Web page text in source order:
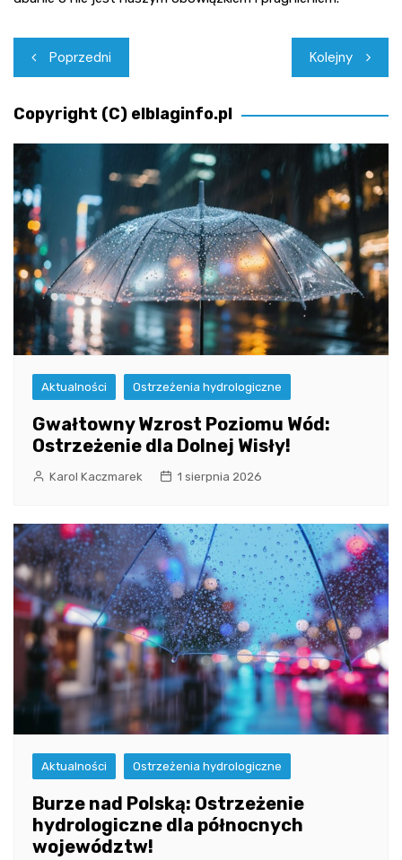
Nawigacja
wpisu
Poprzedni Kolejny
Copyright (C) elblaginfo.pl
Aktualności Ostrzeżenia hydrologiczne
Gwałtowny Wzrost Poziomu Wód:
Ostrzeżenie dla Dolnej Wisły!
Karol Kaczmarek 1 sierpnia 2026
Aktualności Ostrzeżenia hydrologiczne
Burze nad Polską: Ostrzeżenie
hydrologiczne dla północnych
województw!